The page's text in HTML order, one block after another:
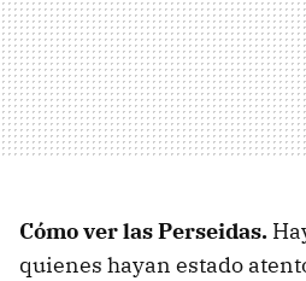
Cómo ver las Perseidas.
quienes hayan estado